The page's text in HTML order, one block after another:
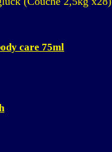
care 75ml